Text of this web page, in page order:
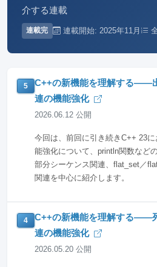
介する連載
連載完 連載開始: 2025年11月
5
C++の新機能を理解する――
連の機能強化
2026.06.12 公開
今回は、前回に引き続きC++ 23
能強化について、println関数など
部分シーケンス関連、flat_set／
関連を中心に紹介します。
4
C++の新機能を理解する――
連の機能強化
2026.05.20 公開